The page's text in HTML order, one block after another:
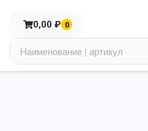
0,00 ₽ 0